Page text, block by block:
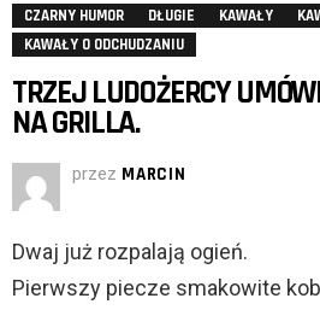
CZARNY HUMOR DŁUGIE KAWAŁY
KAWAŁY O ODCHUDZANIU
TRZEJ LUDOŻERCY
NA GRILLA.
przez MARCIN
Dwaj już rozpalają ogień.
Pierwszy piecze smakowite